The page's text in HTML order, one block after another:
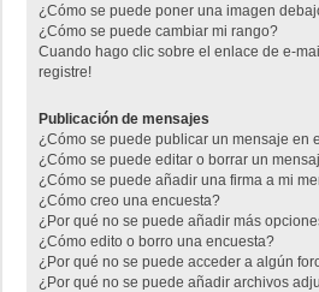
¿Cómo se puede poner una imagen
¿Cómo se puede cambiar mi rango?
Cuando hago clic sobre el enlace de e-
registre!
Publicación de mensajes
¿Cómo se puede publicar un mensaje en
¿Cómo se puede editar o borrar un
¿Cómo se puede añadir una firma a mi
¿Cómo creo una encuesta?
¿Por qué no se puede añadir más
¿Cómo edito o borro una encuesta?
¿Por qué no se puede acceder a algún
¿Por qué no se puede añadir archivos